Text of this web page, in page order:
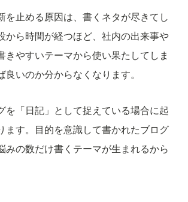
を止める原因は、書くネタが尽きてし
から時間が経つほど、社内の出来事や
きやすいテーマから使い果たしてしま
いのか分からなくなります。
を「日記」として捉えている場合に起
ます。目的を意識して書かれたブログ
みの数だけ書くテーマが生まれるから